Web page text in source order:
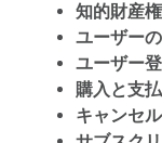
知的財産権
ユーザー
ユーザー
購入と支
キャンセル